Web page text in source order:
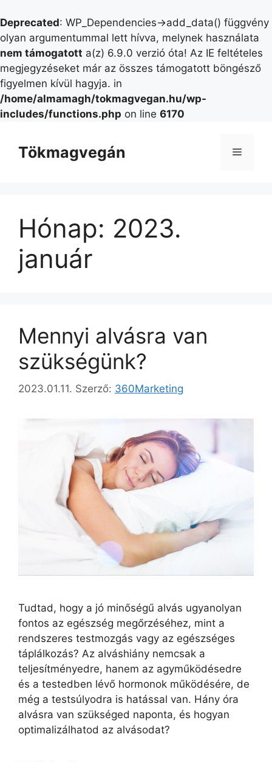
Deprecated: WP_Dependencies->add_data() függvény
olyan argumentummal lett hívva, melynek használata
nem támogatott a(z) 6.9.0 verzió óta! Az IE feltételes
megjegyzéseket már az összes támogatott böngésző
figyelmen kívül hagyja. in
/home/almamagh/tokmagvegan.hu/wp-
includes/functions.php on line 6170
tartalomba
Tökmagvegán Menü
Hónap: 2023.
január
Mennyi alvásra van
szükségünk?
2023.01.11. Szerző: 360Marketing
Tudtad, hogy a jó minőségű alvás ugyanolyan
fontos az egészség megőrzéséhez, mint a
rendszeres testmozgás vagy az egészséges
táplálkozás? Az alváshiány nemcsak a
teljesítményedre, hanem az agyműködésedre
és a testedben lévő hormonok működésére, de
még a testsúlyodra is hatással van. Hány óra
alvásra van szükséged naponta, és hogyan
optimalizálhatod az alvásodat?